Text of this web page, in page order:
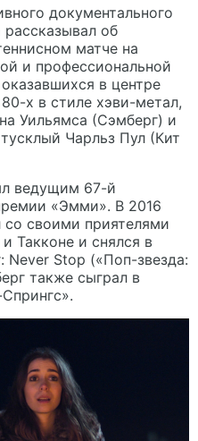
документального
об
матче на
и профессиональной
в центре
х в стиле хэви-метал,
Уильямса (Сэмберг) и
Чарльз Пул (Кит
ведущим 67-й
«Эмми». В 2016
со своими приятелями
Такконе и снялся в
Never Stop («Поп-звезда:
также сыграл в